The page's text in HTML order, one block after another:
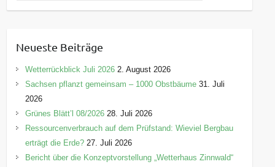
a
g
o
r
e
n
Neueste Beiträge
Wetterrückblick Juli 2026 2. August 2026
Sachsen pflanzt gemeinsam – 1000 Obstbäume 31. Juli
2026
Grünes Blätt’l 08/2026 28. Juli 2026
Ressourcenverbrauch auf dem Prüfstand: Wieviel Bergbau
erträgt die Erde? 27. Juli 2026
Bericht über die Konzeptvorstellung „Wetterhaus Zinnwald“